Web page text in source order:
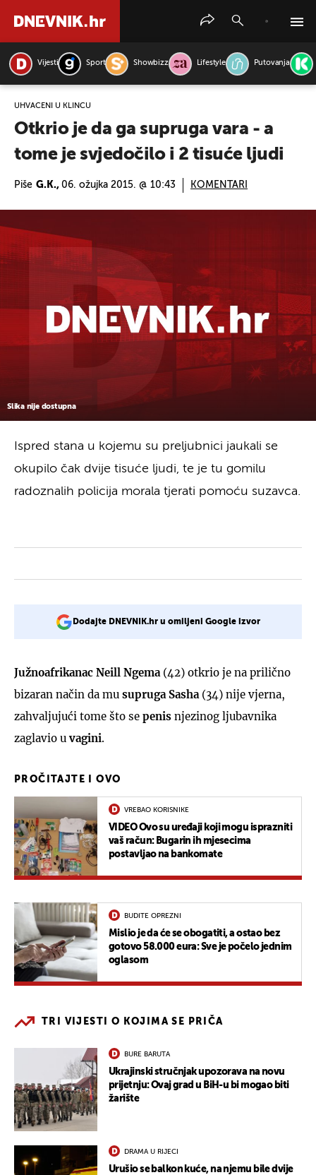
Vijesti Sport Showbizz Lifestyle Putovanja
UHVAĆENI U KLINČU
Otkrio je da ga supruga vara - a
tome je svjedočilo i 2 tisuće ljudi
Piše G.K., 06. ožujka 2015. @ 10:43 KOMENTARI
Slika nije dostupna
Ispred stana u kojemu su preljubnici jaukali se
okupilo čak dvije tisuće ljudi, te je tu gomilu
radoznalih policija morala tjerati pomoću suzavca.
Dodajte DNEVNIK.hr u omiljeni Google izvor
Južnoafrikanac Neill Ngema (42) otkrio je na prilično
bizaran način da mu supruga Sasha (34) nije vjerna,
zahvaljujući tome što se penis njezinog ljubavnika
zaglavio uvagini.
PROČITAJTE I OVO
VREBAO KORISNIKE
VIDEO Ovo su uređaji koji mogu isprazniti
vaš račun: Bugarin ih mjesecima
postavljao na bankomate
BUDITE OPREZNI
Mislio je da će se obogatiti, a ostao bez
gotovo 58.000 eura: Sve je počelo jednim
oglasom
TRI VIJESTI O KOJIMA SE PRIČA
BURE BARUTA
Ukrajinski stručnjak upozorava na novu
prijetnju: Ovaj grad u BiH-u bi mogao biti
žarište
DRAMA U RIJECI
Urušio se balkon kuće, na njemu bile dvije
PRETRAŽITE VIJESTI